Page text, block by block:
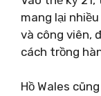
mang lại
và công viên,
cách trồng
Hồ Wales